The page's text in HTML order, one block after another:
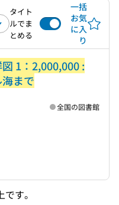
タイト
ルでま
とめる
一括
お気
に入
り
1：2,000,000 :
まで
全国の図書館
す。